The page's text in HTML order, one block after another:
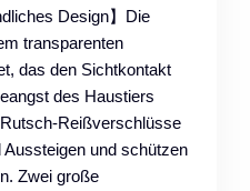
Design】Die
transparenten
das den Sichtkontakt
des Haustiers
Reißverschlüsse
und schützen
Zwei große